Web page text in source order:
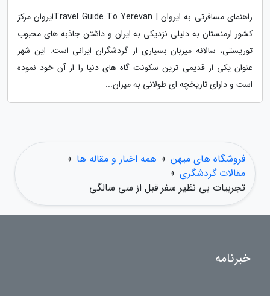
راهنمای مسافرتی به ایروان | Travel Guide To Yerevanایروان مرکز
کشور ارمنستان به دلیلی نزدیکی به ایران و داشتن جاذبه های محبوب
توریستی، سالانه میزبان بسیاری از گردشگران ایرانی است. این شهر
عنوان یکی از قدیمی ترین سکونت گاه های دنیا را از آن خود نموده
است و دارای تاریخچه ای طولانی به میزان...
فروشگاه های میهن » همه اخبار و مقاله ها »
مقالات گردشگری »
تجربیات بی نظیر سفر قبل از سی سالگی
خبرنامه